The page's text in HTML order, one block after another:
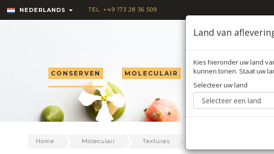
NEDERLANDS TEL. +49 173 28 36 509
CONSERVEN MOLECULAIR TRUFFEL
Home Moleculair Texturas
Land van
Kies hieronder uw land
kunnen tonen. Staat uw
Selecteer uw land